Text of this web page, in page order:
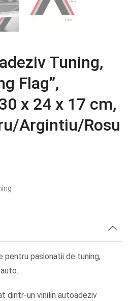
Tuning,
Flag”,
x 24 x 17 cm,
Argintiu/Rosu
pasionatii de tuning,
dintr-un vinilin autoadeziv